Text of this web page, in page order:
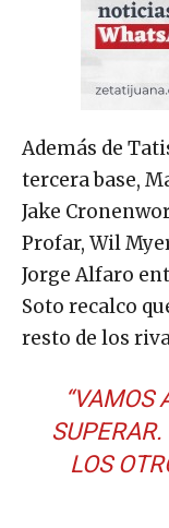
Además de
tercera base,
Jake
Profar, Wil
Jorge Alfaro
Soto recalco
resto de los
“VAMOS
LOS